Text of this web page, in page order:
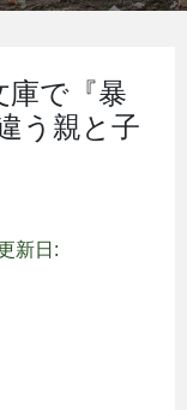
庫で『暴
う親と子
新日: